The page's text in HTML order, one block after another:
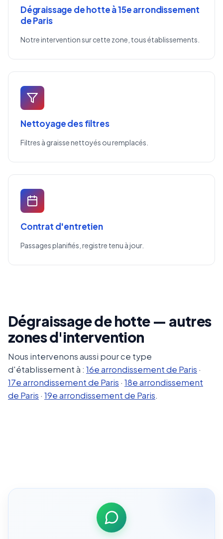
Dégraissage de hotte à 15e arrondissement
de Paris
Notre intervention sur cette zone, tous établissements.
Nettoyage des filtres
Filtres à graisse nettoyés ou remplacés.
Contrat d'entretien
Passages planifiés, registre tenu à jour.
Dégraissage de hotte — autres
zones d'intervention
Nous intervenons aussi pour ce type
d'établissement à : 16e arrondissement de Paris ·
17e arrondissement de Paris · 18e arrondissement
de Paris · 19e arrondissement de Paris.